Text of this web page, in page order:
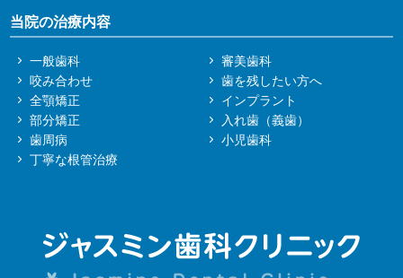
当院の治療内容
一般歯科
咬み合わせ
全顎矯正
部分矯正
歯周病
丁寧な根管治療
審美歯科
歯を残したい方へ
インプラント
入れ歯（義歯）
小児歯科